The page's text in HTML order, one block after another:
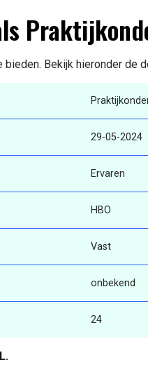
bieden. Bekijk hieronder de
29-05-2024
Ervaren
HBO
Vast
onbekend
24